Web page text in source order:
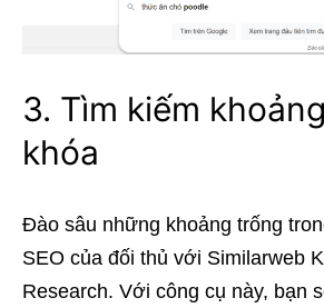
3. Tìm kiếm
khóa
Đào sâu những khoảng trống
SEO của đối thủ với Similarweb
Research. Với công cụ này, bạn